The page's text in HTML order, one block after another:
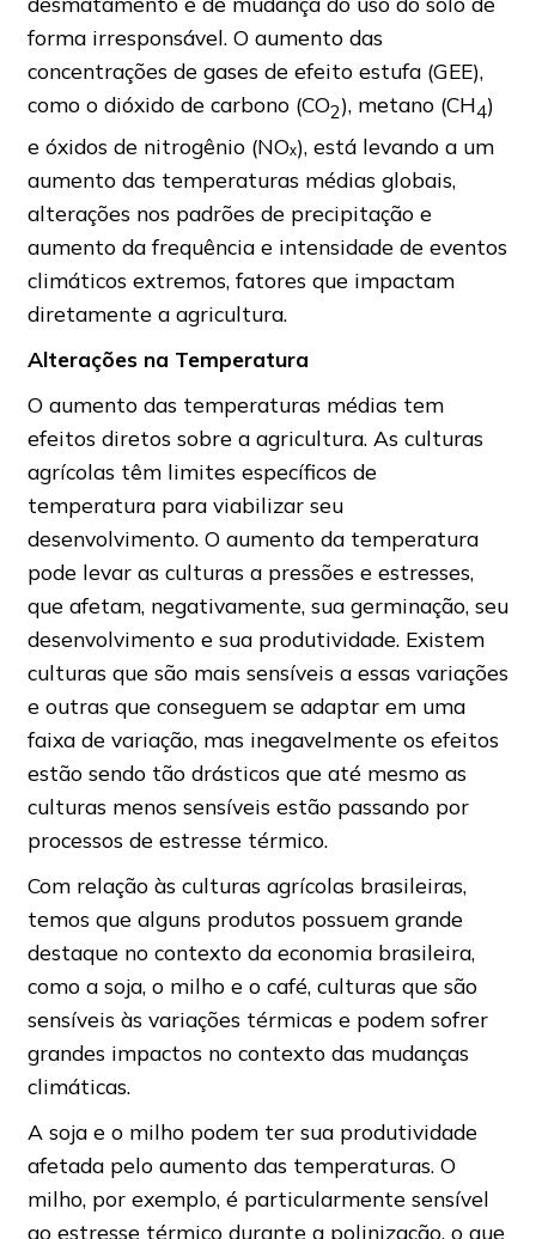
forma irresponsável. O aumento das
concentrações de gases de efeito estufa (GEE),
como o dióxido de carbono (CO2), metano (CH4)
e óxidos de nitrogênio (NOₓ), está levando a um
aumento das temperaturas médias globais,
alterações nos padrões de precipitação e
aumento da frequência e intensidade de eventos
climáticos extremos, fatores que impactam
diretamente a agricultura.
Alterações na Temperatura
O aumento das temperaturas médias tem
efeitos diretos sobre a agricultura. As culturas
agrícolas têm limites específicos de
temperatura para viabilizar seu
desenvolvimento. O aumento da temperatura
pode levar as culturas a pressões e estresses,
que afetam, negativamente, sua germinação, seu
desenvolvimento e sua produtividade. Existem
culturas que são mais sensíveis a essas variações
e outras que conseguem se adaptar em uma
faixa de variação, mas inegavelmente os efeitos
estão sendo tão drásticos que até mesmo as
culturas menos sensíveis estão passando por
processos de estresse térmico.
Com relação às culturas agrícolas brasileiras,
temos que alguns produtos possuem grande
destaque no contexto da economia brasileira,
como a soja, o milho e o café, culturas que são
sensíveis às variações térmicas e podem sofrer
grandes impactos no contexto das mudanças
climáticas.
A soja e o milho podem ter sua produtividade
afetada pelo aumento das temperaturas. O
milho, por exemplo, é particularmente sensível
ao estresse térmico durante a polinização, o que